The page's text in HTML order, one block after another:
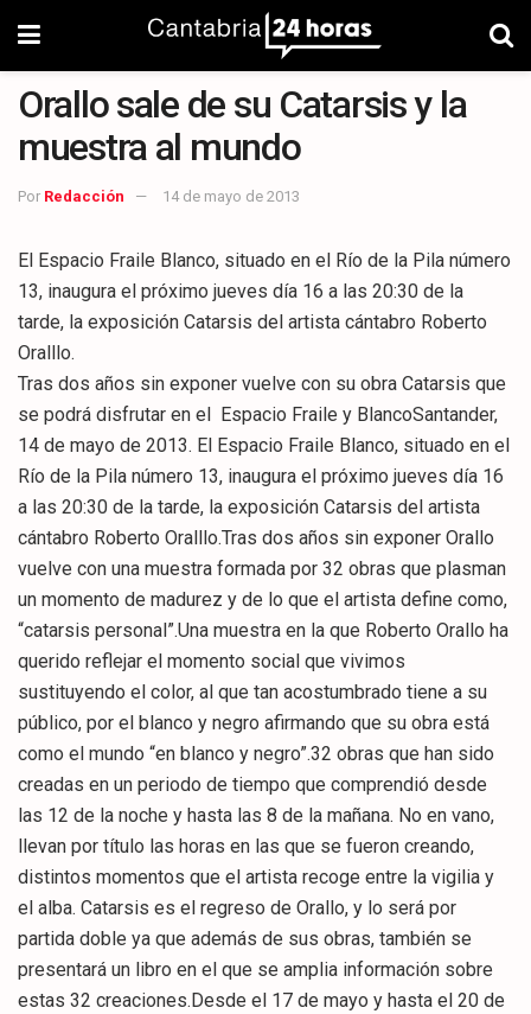
Orallo sale de su Catarsis y la
muestra al mundo
Por Redacción 14 de mayo de 2013
El Espacio Fraile Blanco, situado en el Río de la Pila número
13, inaugura el próximo jueves día 16 a las 20:30 de la
tarde, la exposición Catarsis del artista cántabro Roberto
Oralllo.
Tras dos años sin exponer vuelve con su obra Catarsis que
se podrá disfrutar en el Espacio Fraile y BlancoSantander,
14 de mayo de 2013. El Espacio Fraile Blanco, situado en el
Río de la Pila número 13, inaugura el próximo jueves día 16
a las 20:30 de la tarde, la exposición Catarsis del artista
cántabro Roberto Oralllo.Tras dos años sin exponer Orallo
vuelve con una muestra formada por 32 obras que plasman
un momento de madurez y de lo que el artista define como,
“catarsis personal”.Una muestra en la que Roberto Orallo ha
querido reflejar el momento social que vivimos
sustituyendo el color, al que tan acostumbrado tiene a su
público, por el blanco y negro afirmando que su obra está
como el mundo “en blanco y negro”.32 obras que han sido
creadas en un periodo de tiempo que comprendió desde
las 12 de la noche y hasta las 8 de la mañana. No en vano,
llevan por título las horas en las que se fueron creando,
distintos momentos que el artista recoge entre la vigilia y
el alba. Catarsis es el regreso de Orallo, y lo será por
partida doble ya que además de sus obras, también se
presentará un libro en el que se amplia información sobre
estas 32 creaciones.Desde el 17 de mayo y hasta el 20 de